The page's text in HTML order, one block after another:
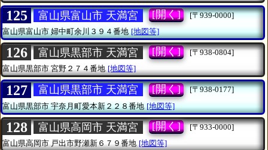
125 富山県富山市 天満宮 [開く]
[〒939-0000]
富山県富山市婦中町余川３９４番地 [地図等]
126 富山県黒部市 天満宮 [開く]
[〒938-0804]
富山県黒部市宮野２７４番地 [地図等]
127 富山県黒部市 天満宮 [開く]
[〒938-0177]
富山県黒部市宇奈月町愛本新２２８番地 [地図等]
128 富山県高岡市 天満宮 [開く]
[〒933-0000]
富山県高岡市戸出市野瀬新６７９番地 [地図等]